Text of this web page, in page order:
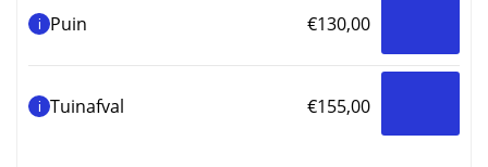
i Puin €130,00
i Tuinafval €155,00